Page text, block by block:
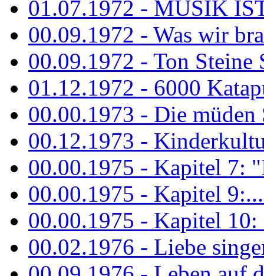
01.07.1972 - MUSIK
00.09.1972 - Was wir
00.09.1972 - Ton Steine
01.12.1972 - 6000
00.00.1973 - Die müden
00.12.1973 -
00.00.1975 - Kapitel 7:
00.00.1975 - Kapitel
00.00.1975 - Kapitel
00.02.1976 - Liebe